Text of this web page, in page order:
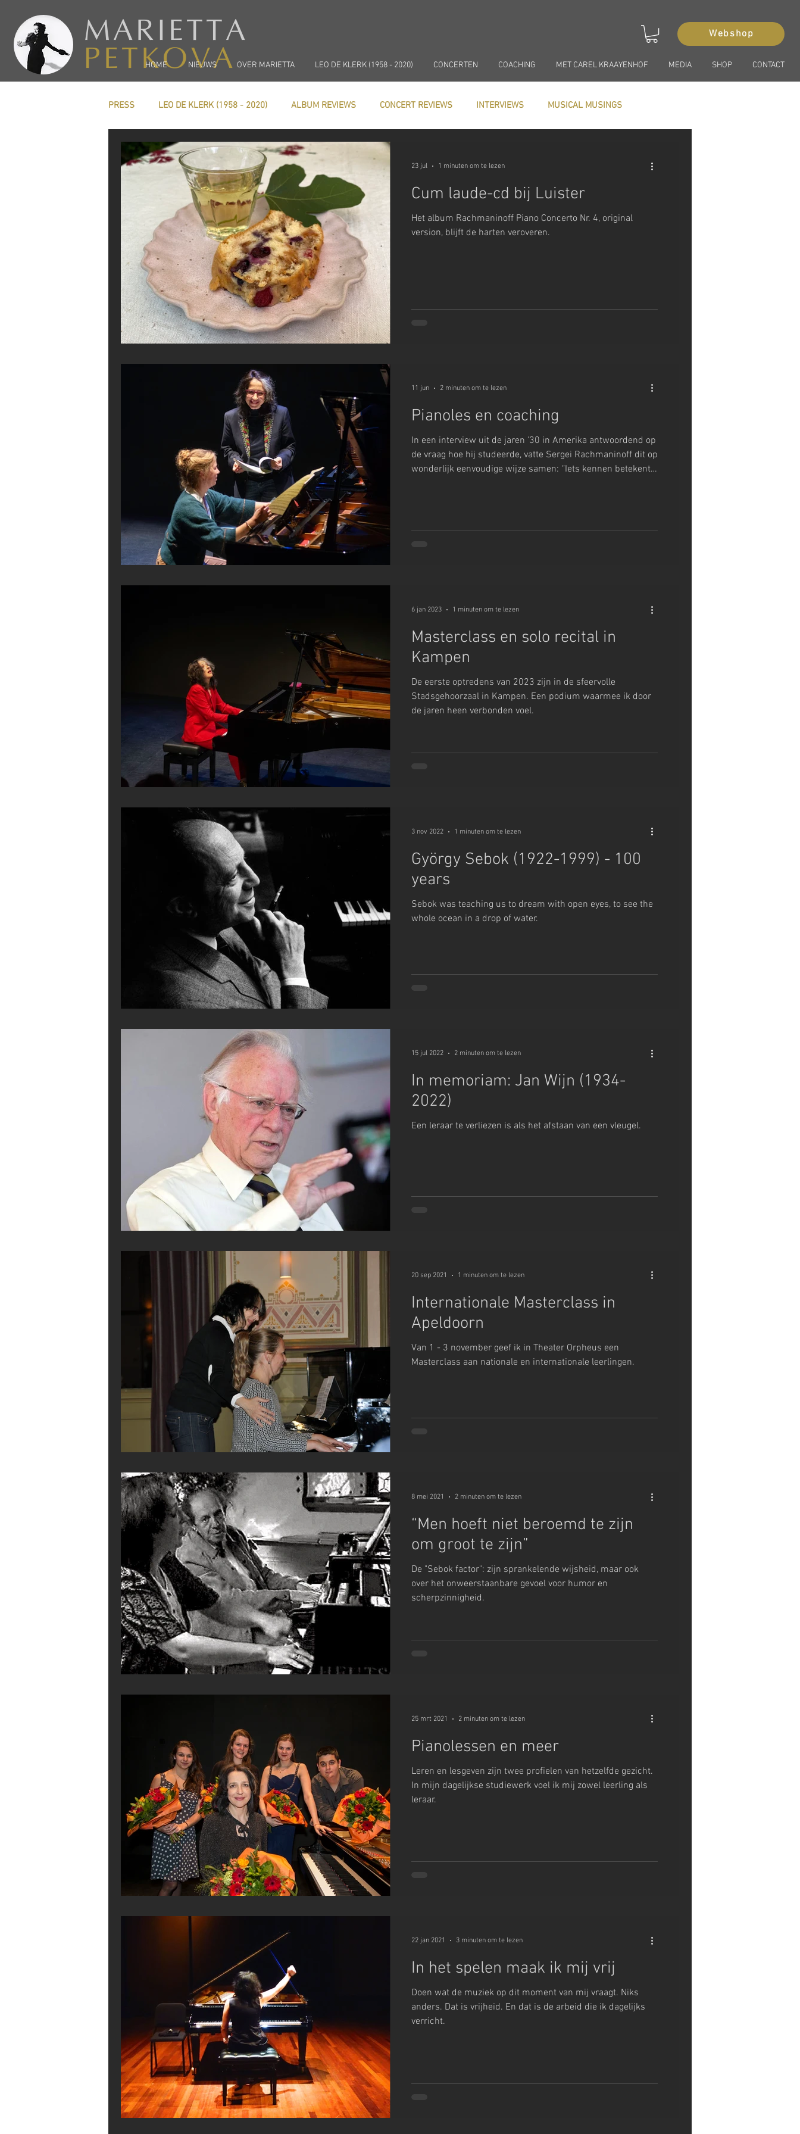
MARIETTA
PETKOVA
Webshop
HOME NIEUWS OVER MARIETTA LEO DE KLERK (1958 - 2020) CONCERTEN COACHING MET CAREL KRAAYENHOF MEDIA SHOP CONTACT
PRESS LEO DE KLERK (1958 - 2020) ALBUM REVIEWS CONCERT REVIEWS INTERVIEWS MUSICAL MUSINGS
Carel Kraayenhof PREVIEW In de media
Cum laude-cd bij Luister
Het album Rachmaninoff Piano Concerto Nr. 4, original
version, blijft de harten veroveren.
23 jul 1 minuten om te lezen
Pianoles en coaching
In een interview uit de jaren '30 in Amerika antwoordend op
de vraag hoe hij studeerde, vatte Sergei Rachmaninoff dit op
wonderlijk eenvoudige wijze samen: ‘’Iets kennen betekent
11 jun 2 minuten om te lezen
Masterclass en solo recital in
Kampen
De eerste optredens van 2023 zijn in de sfeervolle
Stadsgehoorzaal in Kampen. Een podium waarmee ik door
de jaren heen verbonden voel.
6 jan 2023 1 minuten om te lezen
György Sebok (1922-1999) - 100
years
Sebok was teaching us to dream with open eyes, to see the
whole ocean in a drop of water.
3 nov 2022 1 minuten om te lezen
In memoriam: Jan Wijn (1934-
2022)
Een leraar te verliezen is als het afstaan van een vleugel.
15 jul 2022 2 minuten om te lezen
Internationale Masterclass in
Apeldoorn
Van 1 - 3 november geef ik in Theater Orpheus een
Masterclass aan nationale en internationale leerlingen.
20 sep 2021 1 minuten om te lezen
“Men hoeft niet beroemd te zijn
om groot te zijn”
De "Sebok factor": zijn sprankelende wijsheid, maar ook
over het onweerstaanbare gevoel voor humor en
scherpzinnigheid.
8 mei 2021 2 minuten om te lezen
Pianolessen en meer
Leren en lesgeven zijn twee profielen van hetzelfde gezicht.
In mijn dagelijkse studiewerk voel ik mij zowel leerling als
leraar.
25 mrt 2021 2 minuten om te lezen
In het spelen maak ik mij vrij
Doen wat de muziek op dit moment van mij vraagt. Niks
anders. Dat is vrijheid. En dat is de arbeid die ik dagelijks
verricht.
22 jan 2021 3 minuten om te lezen